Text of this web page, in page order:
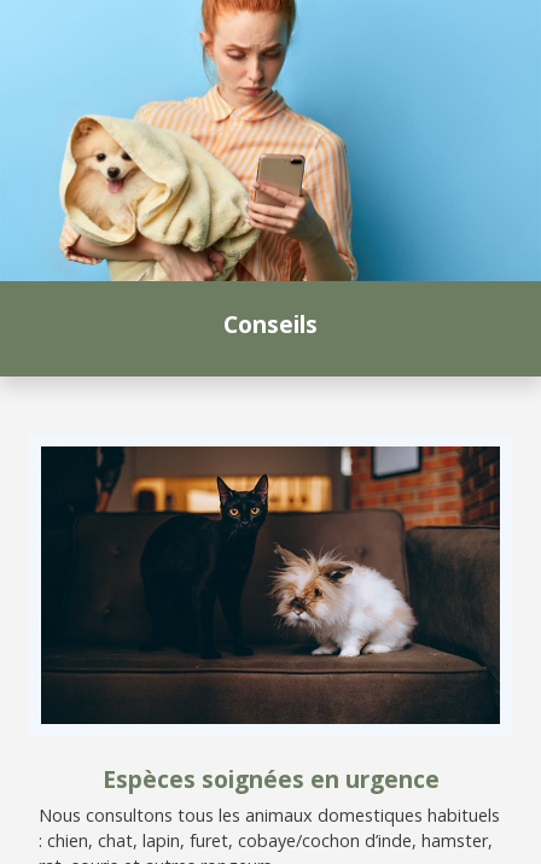
Conseils
Espèces soignées en urgence
Nous consultons tous les animaux domestiques habituels
: chien, chat, lapin, furet, cobaye/cochon d’inde, hamster,